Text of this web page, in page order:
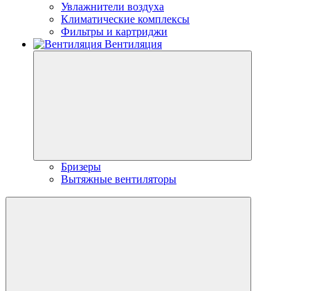
Увлажнители воздуха
Климатические комплексы
Фильтры и картриджи
Вентиляция
Бризеры
Вытяжные вентиляторы